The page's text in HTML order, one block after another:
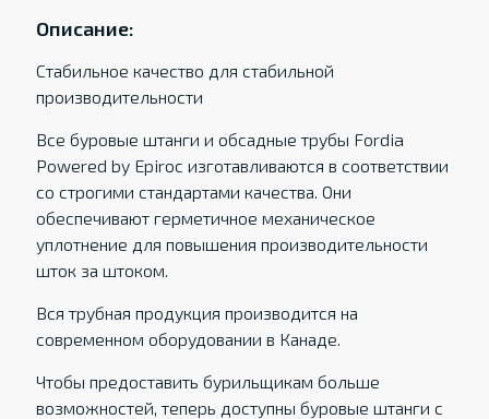
Описание:
Стабильное качество для стабильной
производительности
Все буровые штанги и обсадные трубы Fordia
Powered by Epiroc изготавливаются в соответствии
со строгими стандартами качества. Они
обеспечивают герметичное механическое
уплотнение для повышения производительности
шток за штоком.
Вся трубная продукция производится на
современном оборудовании в Канаде.
Чтобы предоставить бурильщикам больше
возможностей, теперь доступны буровые штанги с